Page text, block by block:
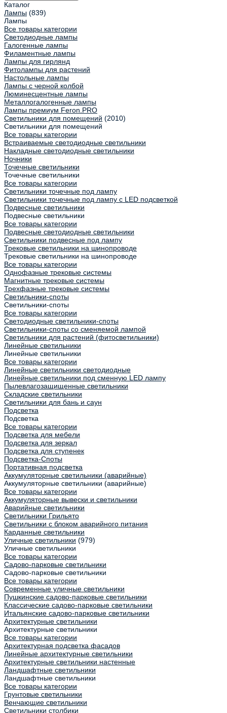
Каталог
Лампы (839)
Лампы
Все товары категории
Светодиодные лампы
Галогенные лампы
Филаментные лампы
Лампы для гирлянд
Фитолампы для растений
Настольные лампы
Лампы с черной колбой
Люминесцентные лампы
Металлогалогенные лампы
Лампы премиум Feron.PRO
Светильники для помещений (2010)
Светильники для помещений
Все товары категории
Встраиваемые светодиодные светильники
Накладные светодиодные светильники
Ночники
Точечные светильники
Точечные светильники
Все товары категории
Светильники точечные под лампу
Светильники точечные под лампу с LED подсветкой
Подвесные светильники
Подвесные светильники
Все товары категории
Подвесные светодиодные светильники
Светильники подвесные под лампу
Трековые светильники на шинопроводе
Трековые светильники на шинопроводе
Все товары категории
Однофазные трековые системы
Магнитные трековые системы
Трехфазные трековые системы
Светильники-споты
Светильники-споты
Все товары категории
Светодиодные светильники-споты
Светильники-споты со сменяемой лампой
Светильники для растений (фитосветильники)
Линейные светильники
Линейные светильники
Все товары категории
Линейные светильники светодиодные
Линейные светильники под сменную LED лампу
Пылевлагозащищенные светильники
Складские светильники
Светильники для бань и саун
Подсветка
Подсветка
Все товары категории
Подсветка для мебели
Подсветка для зеркал
Подсветка для ступенек
Подсветка-Споты
Портативная подсветка
Аккумуляторные светильники (аварийные)
Аккумуляторные светильники (аварийные)
Все товары категории
Аккумуляторные вывески и светильники
Аварийные светильники
Светильники Грильято
Светильники с блоком аварийного питания
Карданные светильники
Уличные светильники (979)
Уличные светильники
Все товары категории
Садово-парковые светильники
Садово-парковые светильники
Все товары категории
Современные уличные светильники
Пушкинские садово-парковые светильники
Классические садово-парковые светильники
Итальянские садово-парковые светильники
Архитектурные светильники
Архитектурные светильники
Все товары категории
Архитектурная подсветка фасадов
Линейные архитектурные светильники
Архитектурные светильники настенные
Ландшафтные светильники
Ландшафтные светильники
Все товары категории
Грунтовые светильники
Венчающие светильники
Светильники столбики